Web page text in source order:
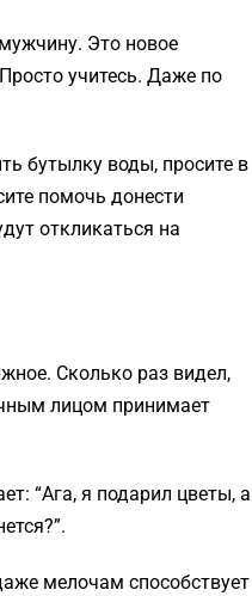
Это новое
учитесь. Даже по
бутылку воды, просите в
помочь донести
откликаться на
Сколько раз видел,
лицом принимает
“Ага, я подарил цветы, а
мелочам способствует